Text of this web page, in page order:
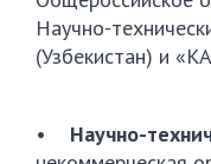
Научно-
(Узбекистан) и
• Научно-